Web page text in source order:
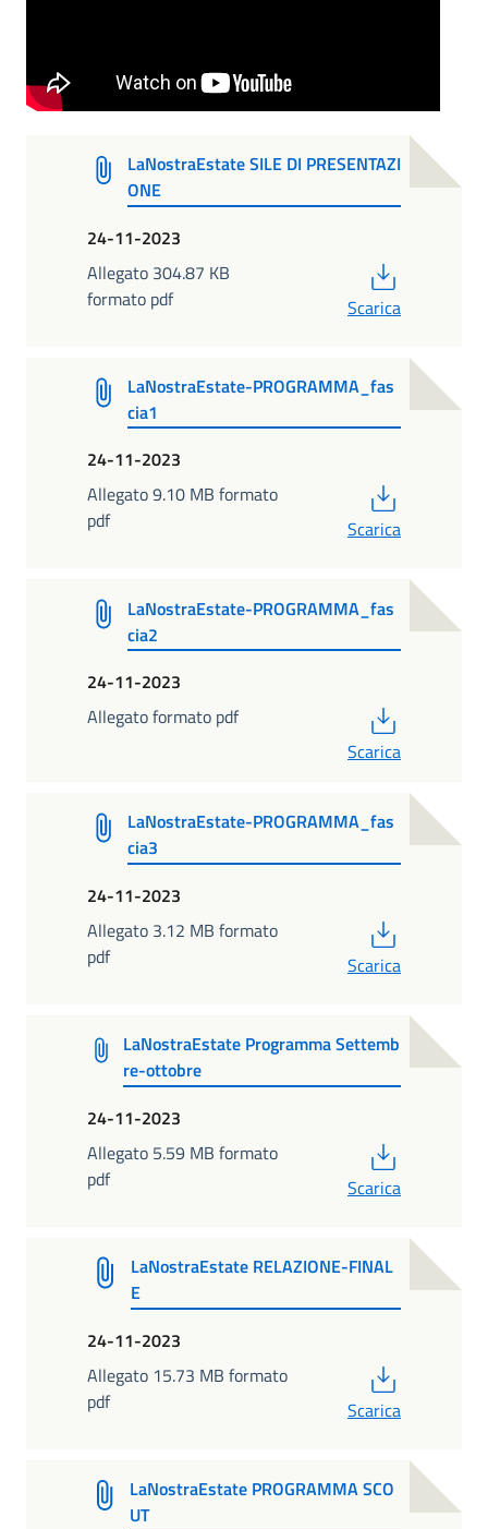
LaNostraEstate SILE DI PRESENTAZI
ONE
24-11-2023
Allegato 304.87 KB
formato pdf
Scarica
LaNostraEstate-PROGRAMMA_fas
cia1
24-11-2023
Allegato 9.10 MB formato
pdf
Scarica
LaNostraEstate-PROGRAMMA_fas
cia2
24-11-2023
Allegato formato pdf
Scarica
LaNostraEstate-PROGRAMMA_fas
cia3
24-11-2023
Allegato 3.12 MB formato
pdf
Scarica
LaNostraEstate Programma Settemb
re-ottobre
24-11-2023
Allegato 5.59 MB formato
pdf
Scarica
LaNostraEstate RELAZIONE-FINAL
E
24-11-2023
Allegato 15.73 MB formato
pdf
Scarica
LaNostraEstate PROGRAMMA SCO
UT